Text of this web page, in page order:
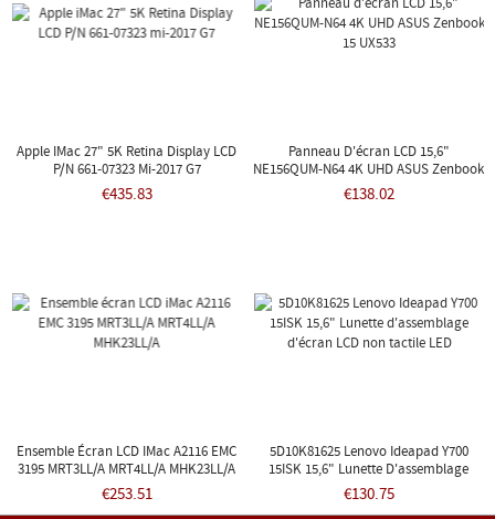
Apple IMac 27" 5K Retina Display LCD
P/N 661-07323 Mi-2017 G7
€435.83
Panneau D'écran LCD 15,6"
NE156QUM-N64 4K UHD ASUS Zenbook
15 UX533
€138.02
Ensemble Écran LCD IMac A2116 EMC
3195 MRT3LL/A MRT4LL/A MHK23LL/A
€253.51
5D10K81625 Lenovo Ideapad Y700
15ISK 15,6" Lunette D'assemblage
D'écran LCD Non Tactile LED
€130.75